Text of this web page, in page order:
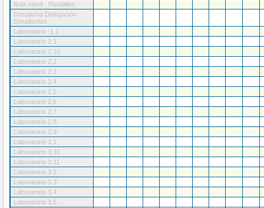
Aula móvil - Portátiles
Despacho Delegación
Estudiantes
Laboratorio -1.1
Laboratorio 2.1
Laboratorio 2.10
Laboratorio 2.2
Laboratorio 2.3
Laboratorio 2.4
Laboratorio 2.5
Laboratorio 2.6
Laboratorio 2.7
Laboratorio 2.8
Laboratorio 2.9
Laboratorio 3.1
Laboratorio 3.10
Laboratorio 3.11
Laboratorio 3.2
Laboratorio 3.3
Laboratorio 3.4
Laboratorio 3.5